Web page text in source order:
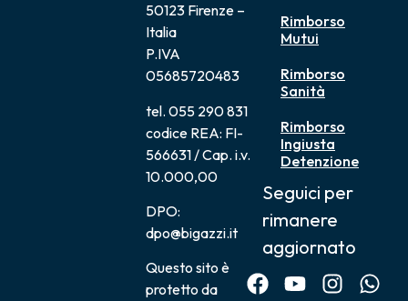
50123 Firenze –
Italia
P.IVA
05685720483
tel. 055 290 831
codice REA: FI-
566631 / Cap. i.v.
10.000,00
DPO:
dpo@bigazzi.it
Questo sito è
protetto da
Rimborso
Mutui
Rimborso
Sanità
Rimborso
Ingiusta
Detenzione
Seguici per
rimanere
aggiornato